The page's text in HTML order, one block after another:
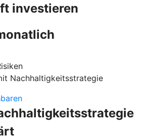
investieren
Nachhaltigkeitsstrategie